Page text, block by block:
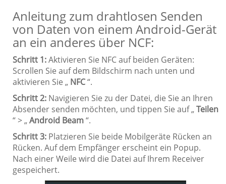
Anleitung zum drahtlosen Senden
von Daten von einem Android-Gerät
an ein anderes über NCF:
Schritt 1:Aktivieren Sie NFC auf beiden Geräten:
Scrollen Sie auf dem Bildschirm nach unten und
aktivieren Sie „ NFC“.
Schritt 2: Navigieren Sie zu der Datei, die Sie an Ihren
Absender senden möchten, und tippen Sie auf „Teilen
“ > „Android Beam“.
Schritt 3: Platzieren Sie beide Mobilgeräte Rücken an
Rücken. Auf dem Empfänger erscheint ein Popup.
Nach einer Weile wird die Datei auf Ihrem Receiver
gespeichert.